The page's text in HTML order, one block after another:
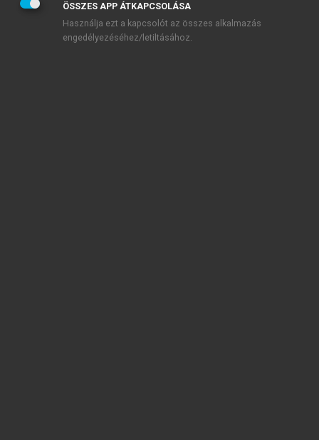
ÖSSZES APP ÁTKAPCSOLÁSA
Használja ezt a kapcsolót az összes alkalmazás
engedélyezéséhez/letiltásához.